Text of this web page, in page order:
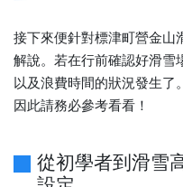
接下來便針對標津町營金山
解說。若在行前確認好滑雪
以及浪費時間的狀況發生了。
因此請務必參考看看！
從初學者到滑雪